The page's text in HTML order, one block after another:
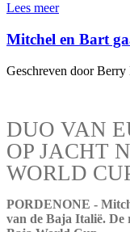
Lees meer
Mitchel en Bart
Geschreven door Berry
DUO VAN
OP JACHT
WORLD
PORDENONE -
van de Baja Italië. De